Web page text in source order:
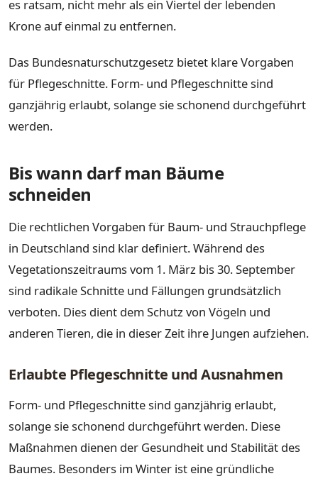
es ratsam, nicht mehr als ein Viertel der lebenden
Krone auf einmal zu entfernen.
Das Bundesnaturschutzgesetz bietet klare Vorgaben
für Pflegeschnitte. Form- und Pflegeschnitte sind
ganzjährig erlaubt, solange sie schonend durchgeführt
werden.
Bis wann darf man Bäume
schneiden
Die rechtlichen Vorgaben für Baum- und Strauchpflege
in Deutschland sind klar definiert. Während des
Vegetationszeitraums vom 1. März bis 30. September
sind radikale Schnitte und Fällungen grundsätzlich
verboten. Dies dient dem Schutz von Vögeln und
anderen Tieren, die in dieser Zeit ihre Jungen aufziehen.
Erlaubte Pflegeschnitte und Ausnahmen
Form- und Pflegeschnitte sind ganzjährig erlaubt,
solange sie schonend durchgeführt werden. Diese
Maßnahmen dienen der Gesundheit und Stabilität des
Baumes. Besonders im Winter ist eine gründliche